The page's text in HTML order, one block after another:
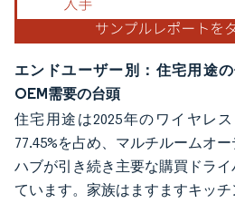
エンドユーザー別：住宅用途
OEM需要の台頭
住宅用途は2025年のワイヤレ
77.45%を占め、マルチルームオ
ハブが引き続き主要な購買ドラ
ています。家族はますますキッ